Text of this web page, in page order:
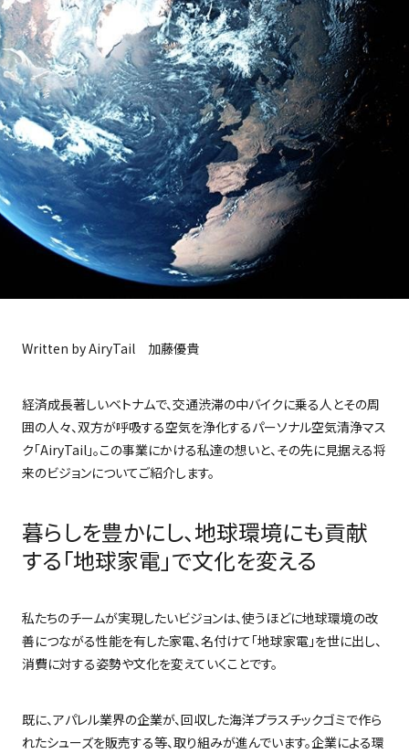
Written by AiryTail 加藤優貴
経済成長著しいベトナムで、交通渋滞の中バイクに乗る人とその周
囲の人々、双方が呼吸する空気を浄化するパーソナル空気清浄マス
ク「AiryTail」。この事業にかける私達の想いと、その先に見据える将
来のビジョンについてご紹介します。
暮らしを豊かにし、地球環境にも貢献
する「地球家電」で文化を変える
私たちのチームが実現したいビジョンは、使うほどに地球環境の改
善につながる性能を有した家電、名付けて「地球家電」を世に出し、
消費に対する姿勢や文化を変えていくことです。
既に、アパレル業界の企業が、回収した海洋プラスチックゴミで作ら
れたシューズを販売する等、取り組みが進んでいます。企業による環